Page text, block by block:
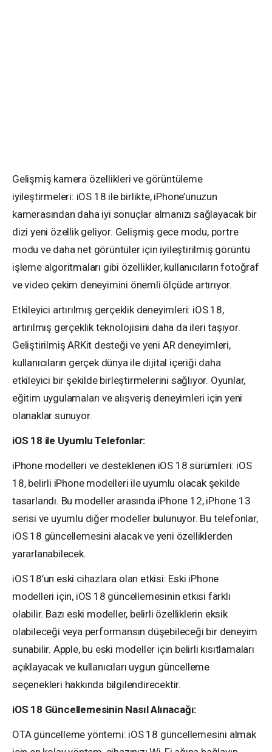
Gelişmiş kamera özellikleri ve görüntüleme
iyileştirmeleri: iOS 18 ile birlikte, iPhone’unuzun
kamerasından daha iyi sonuçlar almanızı sağlayacak bir
dizi yeni özellik geliyor. Gelişmiş gece modu, portre
modu ve daha net görüntüler için iyileştirilmiş görüntü
işleme algoritmaları gibi özellikler, kullanıcıların fotoğraf
ve video çekim deneyimini önemli ölçüde artırıyor.
Etkileyici artırılmış gerçeklik deneyimleri: iOS 18,
artırılmış gerçeklik teknolojisini daha da ileri taşıyor.
Geliştirilmiş ARKit desteği ve yeni AR deneyimleri,
kullanıcıların gerçek dünya ile dijital içeriği daha
etkileyici bir şekilde birleştirmelerini sağlıyor. Oyunlar,
eğitim uygulamaları ve alışveriş deneyimleri için yeni
olanaklar sunuyor.
iOS 18 ile Uyumlu Telefonlar:
iPhone modelleri ve desteklenen iOS 18 sürümleri: iOS
18, belirli iPhone modelleri ile uyumlu olacak şekilde
tasarlandı. Bu modeller arasında iPhone 12, iPhone 13
serisi ve uyumlu diğer modeller bulunuyor. Bu telefonlar,
iOS 18 güncellemesini alacak ve yeni özelliklerden
yararlanabilecek.
iOS 18’un eski cihazlara olan etkisi: Eski iPhone
modelleri için, iOS 18 güncellemesinin etkisi farklı
olabilir. Bazı eski modeller, belirli özelliklerin eksik
olabileceği veya performansın düşebileceği bir deneyim
sunabilir. Apple, bu eski modeller için belirli kısıtlamaları
açıklayacak ve kullanıcıları uygun güncelleme
seçenekleri hakkında bilgilendirecektir.
iOS 18 Güncellemesinin Nasıl Alınacağı:
OTA güncelleme yöntemi: iOS 18 güncellemesini almak